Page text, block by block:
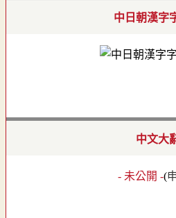
中日朝漢字
中文大
- 未公開 -(